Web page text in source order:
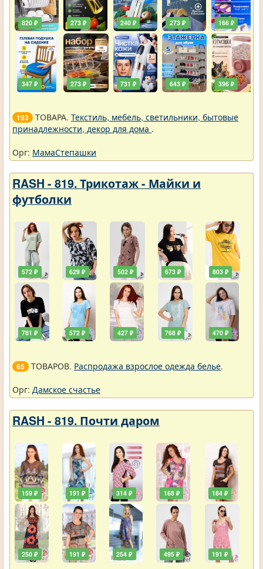
820 ₽
347 ₽
273 ₽
273 ₽
240 ₽
731 ₽
273 ₽
643 ₽
166 ₽
396 ₽
193 ТОВАРА. Текстиль, мебель, светильники, бытовые
принадлежности, декор для дома .
Орг: МамаСтепашки
RASH - 819. Трикотаж - Майки и
футболки
572 ₽
781 ₽
629 ₽
572 ₽
502 ₽
427 ₽
673 ₽
768 ₽
803 ₽
470 ₽
65 ТОВАРОВ. Распродажа взрослое одежда белье.
Орг: Дамское счастье
RASH - 819. Почти даром
159 ₽
250 ₽
191 ₽
191 ₽
314 ₽
254 ₽
168 ₽
495 ₽
184 ₽
191 ₽